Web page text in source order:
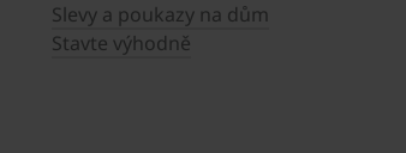
Slevy a poukazy na dům
Stavte výhodně